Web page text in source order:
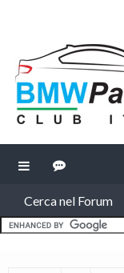
Cerca nel Forum